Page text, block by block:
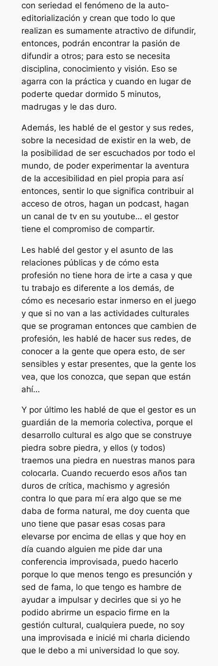
con seriedad el fenómeno de la auto-
editorialización y crean que todo lo que
realizan es sumamente atractivo de difundir,
entonces, podrán encontrar la pasión de
difundir a otros; para esto se necesita
disciplina, conocimiento y visión. Eso se
agarra con la práctica y cuando en lugar de
poderte quedar dormido 5 minutos,
madrugas y le das duro.
Además, les hablé de el gestor y sus redes,
sobre la necesidad de existir en la web, de
la posibilidad de ser escuchados por todo el
mundo, de poder experimentar la aventura
de la accesibilidad en piel propia para así
entonces, sentir lo que significa contribuir al
acceso de otros, hagan un podcast, hagan
un canal de tv en su youtube… el gestor
tiene el compromiso de compartir.
Les hablé del gestor y el asunto de las
relaciones públicas y de cómo esta
profesión no tiene hora de irte a casa y que
tu trabajo es diferente a los demás, de
cómo es necesario estar inmerso en el juego
y que si no van a las actividades culturales
que se programan entonces que cambien de
profesión, les hablé de hacer sus redes, de
conocer a la gente que opera esto, de ser
sensibles y estar presentes, que la gente los
vea, que los conozca, que sepan que están
ahí…
Y por último les hablé de que el gestor es un
guardián de la memoria colectiva, porque el
desarrollo cultural es algo que se construye
piedra sobre piedra, y ellos (y todos)
traemos una piedra en nuestras manos para
colocarla. Cuando recuerdo esos años tan
duros de crítica, machismo y agresión
contra lo que para mí era algo que se me
daba de forma natural, me doy cuenta que
uno tiene que pasar esas cosas para
elevarse por encima de ellas y que hoy en
día cuando alguien me pide dar una
conferencia improvisada, puedo hacerlo
porque lo que menos tengo es presunción y
sed de fama, lo que tengo es hambre de
ayudar a impulsar y decirles que si yo he
podido abrirme un espacio firme en la
gestión cultural, cualquiera puede, no soy
una improvisada e inicié mi charla diciendo
que le debo a mi universidad lo que soy.